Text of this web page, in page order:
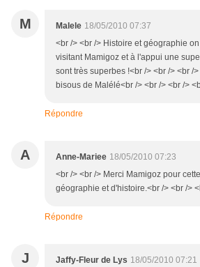
M Malele 18/05/2010 07:37
<br /> <br /> Histoire et géographie
visitant Mamigoz et à l'appui une
sont très superbes !<br /> <br /> <br /
bisous de Malélé<br /> <br /> <br />
Répondre
A Anne-Mariee 18/05/2010 07:23
<br /> <br /> Merci Mamigoz pour
géographie et d'histoire.<br /> <br />
Répondre
J Jaffy-Fleur de Lys 18/05/2010 07:21